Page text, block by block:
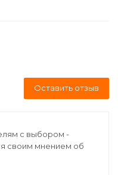
Оставить отзыв
с выбором -
своим мнением об